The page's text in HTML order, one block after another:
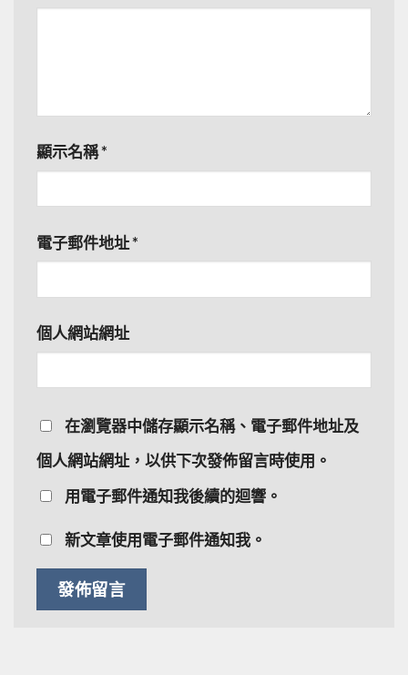
顯示名稱*
電子郵件地址*
個人網站網址
在瀏覽器中儲存顯示名稱、電子郵件地址及
個人網站網址，以供下次發佈留言時使用。
用電子郵件通知我後續的迴響。
新文章使用電子郵件通知我。